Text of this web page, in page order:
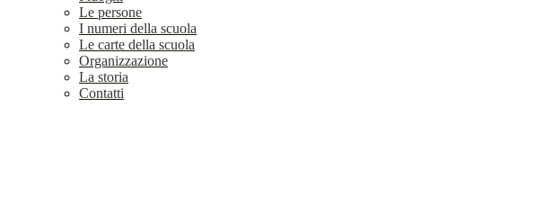
Le persone
I numeri della scuola
Le carte della scuola
Organizzazione
La storia
Contatti